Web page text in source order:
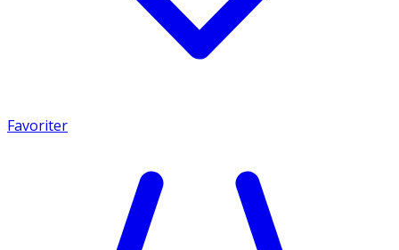
Favoriter